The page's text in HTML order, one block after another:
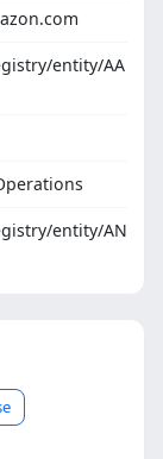
entity/AA
entity/AN